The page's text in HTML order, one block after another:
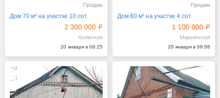
Продам
Дом 70 м² на участке 10 сот.
2 300 000
Холмская
20 января в 08:25
Продам
Дом 60 м² на участке 4 сот.
1 100 000
Марьянская
20 января в 08:08